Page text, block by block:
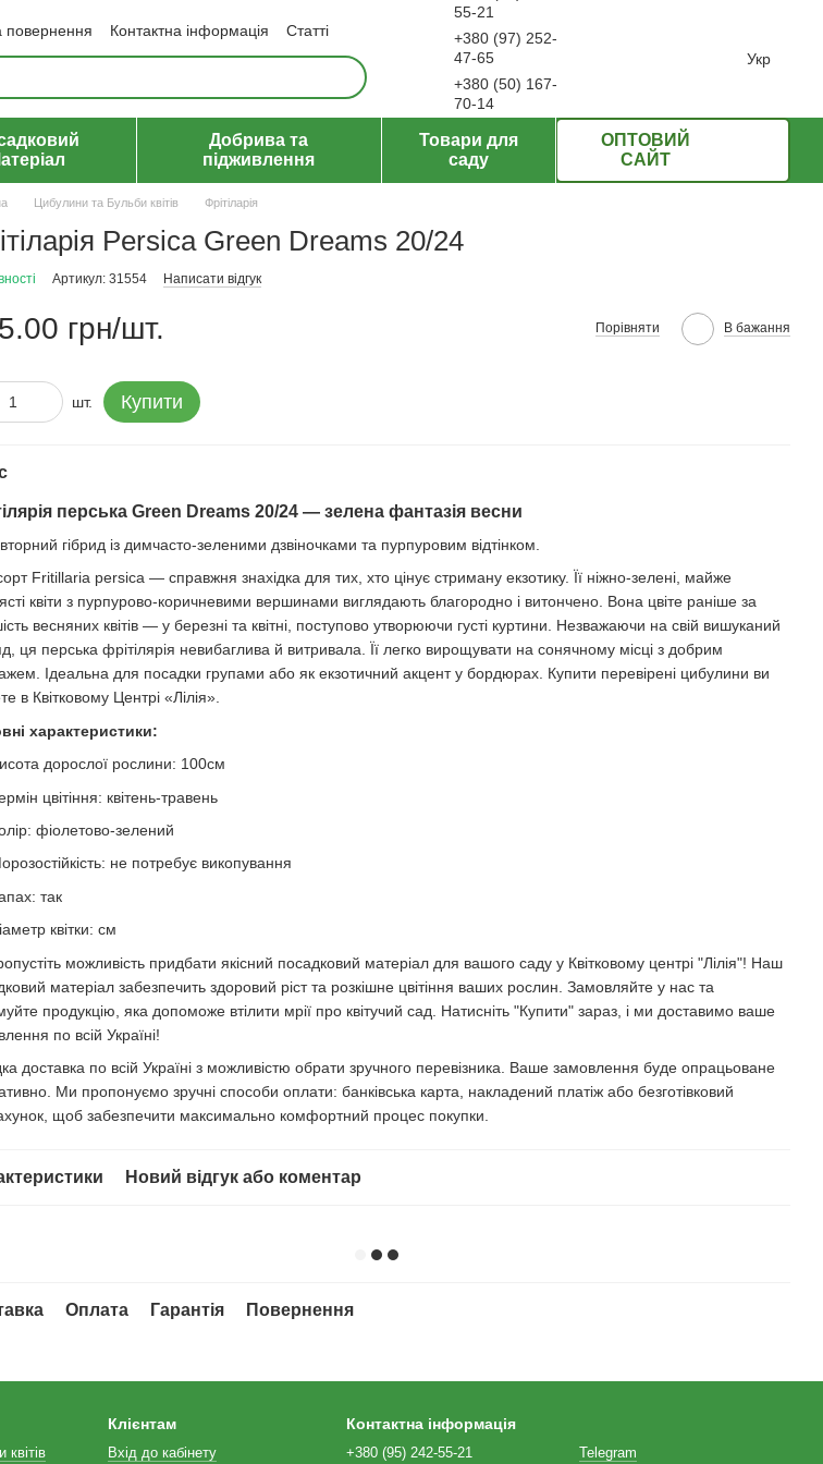
повернення Контактна інформація
Статті
конфіденційності Договір публічної оферти
55-21
+380 (97) 252-
47-65
+380 (50) 167-
70-14
Укр
Добрива та
підживлення
Товари для
саду
ОПТОВИЙ
САЙТ
Цибулини та Бульби квітів Фрітіларія
Persica Green Dreams 20/24
Артикул: 31554 Написати відгук
грн/шт. Порівняти В бажання
шт. Купити
перська Green Dreams 20/24 — зелена фантазія весни
гібрид із димчасто-зеленими дзвіночками та пурпуровим відтінком.
Fritillaria persica — справжня знахідка для тих, хто цінує стриману екзотику. Її ніжно-зелені, майже
квіти з пурпурово-коричневими вершинами виглядають благородно і витончено. Вона цвіте раніше за
весняних квітів — у березні та квітні, поступово утворюючи густі куртини. Незважаючи на свій вишуканий
ця перська фрітілярія невибаглива й витривала. Її легко вирощувати на сонячному місці з добрим
Ідеальна для посадки групами або як екзотичний акцент у бордюрах. Купити перевірені цибулини ви
в Квітковому Центрі «Лілія».
характеристики:
дорослої рослини: 100см
цвітіння: квітень-травень
фіолетово-зелений
не потребує викопування
так
квітки: см
можливість придбати якісний посадковий матеріал для вашого саду у Квітковому центрі "Лілія"! Наш
матеріал забезпечить здоровий ріст та розкішне цвітіння ваших рослин. Замовляйте у нас та
продукцію, яка допоможе втілити мрії про квітучий сад. Натисніть "Купити" зараз, і ми доставимо ваше
по всій Україні!
доставка по всій Україні з можливістю обрати зручного перевізника. Ваше замовлення буде опрацьоване
Ми пропонуємо зручні способи оплати: банківська карта, накладений платіж або безготівковий
щоб забезпечити максимально комфортний процес покупки.
Новий відгук або коментар
Оплата Гарантія Повернення
Клієнтам
Вхід до кабінету
Контактна інформація
+380 (95) 242-55-21 Telegram